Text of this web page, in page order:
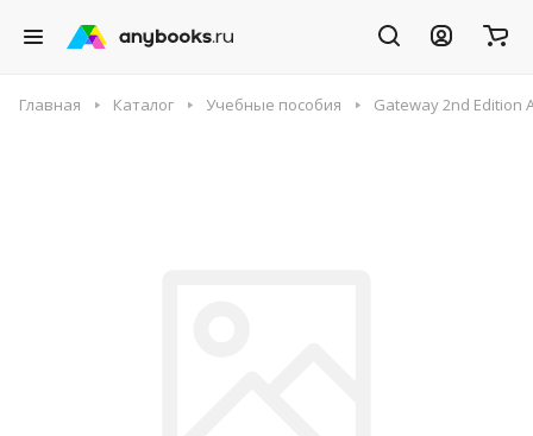
Главная Каталог Учебные пособия Gateway 2nd Edition